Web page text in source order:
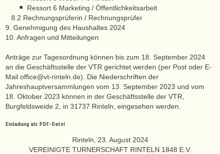
Ressort 6 Marketing / Öffentlichkeitsarbeit
8.2 Rechnungsprüferin / Rechnungsprüfer
9. Genehmigung des Haushaltes 2024
10. Anfragen und Mitteilungen
Anträge zur Tagesordnung können bis zum 18. September 2024
an die Geschäftsstelle der VTR gerichtet werden (per Post oder E-
Mail office@vt-rinteln.de). Die Niederschriften der
Jahreshauptversammlungen vom 13. September 2023 und vom
18. Oktober 2023 können in der Geschäftsstelle der VTR,
Burgfeldsweide 2, in 31737 Rinteln, eingesehen werden.
Einladung als PDF-Datei
Rinteln, 23. August 2024
VEREINIGTE TURNERSCHAFT RINTELN 1848 E.V.